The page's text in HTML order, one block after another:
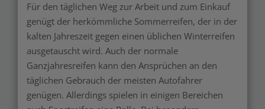
Für den täglichen Weg zur Arbeit und zum Einkauf
genügt der herkömmliche Sommerreifen, der in der
kalten Jahreszeit gegen einen üblichen Winterreifen
ausgetauscht wird. Auch der normale
Ganzjahresreifen kann den Ansprüchen an den
täglichen Gebrauch der meisten Autofahrer
genügen. Allerdings spielen in einigen Bereichen